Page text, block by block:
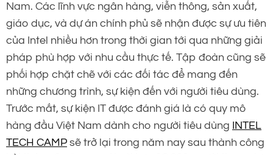
Nam. Các lĩnh vực ngân hàng, viễn thông, sản xuất,
giáo dục, và dự án chính phủ sẽ nhận được sự ưu tiên
của Intel nhiều hơn trong thời gian tới qua những giải
pháp phù hợp với nhu cầu thực tế. Tập đoàn cũng sẽ
phối hợp chặt chẽ với các đối tác để mang đến
những chương trình, sự kiện đến với người tiêu dùng.
Trước mắt, sự kiện IT được đánh giá là có quy mô
hàng đầu Việt Nam dành cho người tiêu dùng INTEL
TECH CAMP sẽ trở lại trong năm nay sau thành công